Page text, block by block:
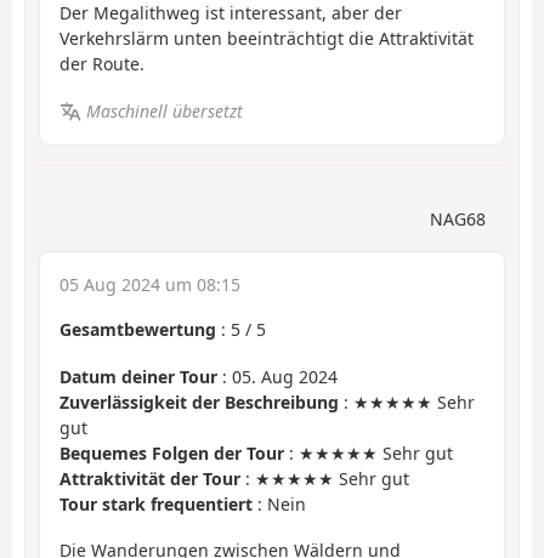
Der Megalithweg ist interessant, aber der
Verkehrslärm unten beeinträchtigt die Attraktivität
der Route.
Maschinell übersetzt
NAG68
05 Aug 2024 um 08:15
Gesamtbewertung : 5 / 5
Datum deiner Tour : 05. Aug 2024
Zuverlässigkeit der Beschreibung : ★★★★★ Sehr
gut
Bequemes Folgen der Tour : ★★★★★ Sehr gut
Attraktivität der Tour : ★★★★★ Sehr gut
Tour stark frequentiert : Nein
Die Wanderungen zwischen Wäldern und